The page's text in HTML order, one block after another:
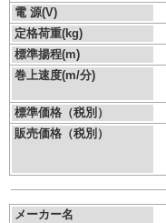
電 源(V)
定格荷重(kg)
標準揚程(m)
巻上速度(m/分)
標準価格（税別）
販売価格（税別）
メーカー名